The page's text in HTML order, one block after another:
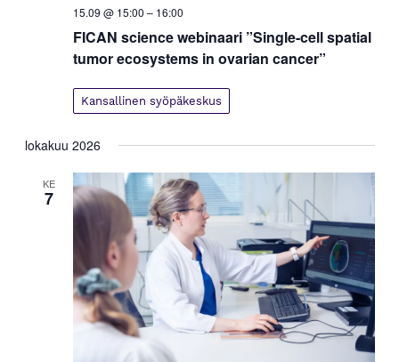
o
i
15.09 @ 15:00 – 16:00
FICAN science webinaari ”Single-cell spatial
tumor ecosystems in ovarian cancer”
Kansallinen syöpäkeskus
lokakuu 2026
KE
7